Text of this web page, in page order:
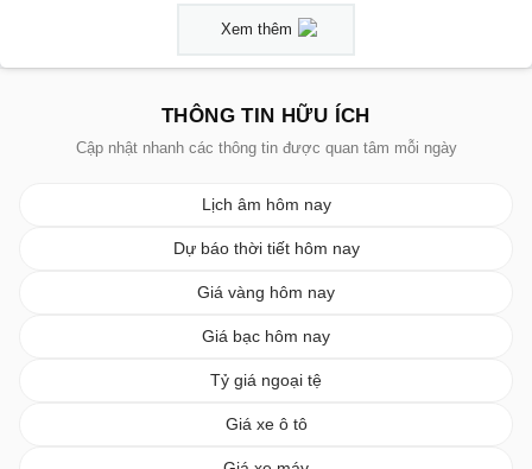
Xem thêm
THÔNG TIN HỮU ÍCH
Cập nhật nhanh các thông tin được quan tâm mỗi ngày
Lịch âm hôm nay
Dự báo thời tiết hôm nay
Giá vàng hôm nay
Giá bạc hôm nay
Tỷ giá ngoại tệ
Giá xe ô tô